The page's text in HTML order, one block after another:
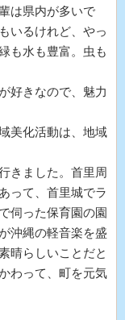
は県内が多いで
いるけれど、やっ
も水も豊富。虫も
好きなので、魅力
美化活動は、地域
きました。首里周
って、首里城でラ
伺った保育園の園
沖縄の軽音楽を盛
晴らしいことだと
わって、町を元気